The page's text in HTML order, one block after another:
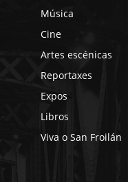
Música
Cine
Artes escénicas
Reportaxes
Expos
Libros
Viva o San Froilán